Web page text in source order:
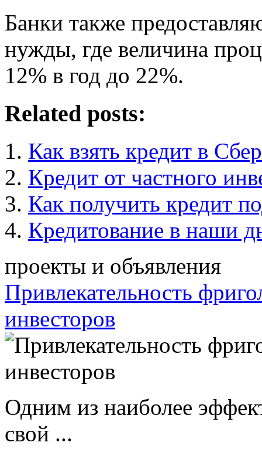
Банки также
нужды, где величина
12% в год до 22%.
Related posts:
Как взять кредит в
Кредит от частного
Как получить кредит
Кредитование в наши
проекты и объявления
Привлекательность
инвесторов
Одним из наиболее
свой ...